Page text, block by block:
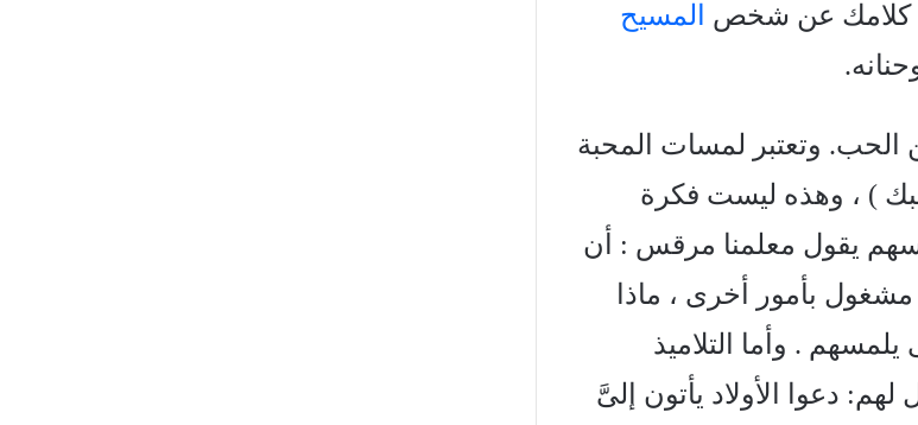
كلامك عن شخص
المسيح
الحب. وتعتبر لمسات المحبة
) ، وهذه ليست فكرة
يقول معلمنا مرقس : أن
مشغول بأمور أخرى ، ماذا
يلمسهم . وأما التلاميذ
دعوا الأولاد يأتون إلىَّ